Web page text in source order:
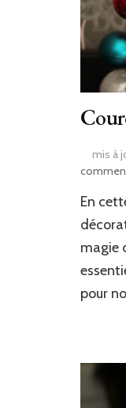
mis à
En
magie
pour